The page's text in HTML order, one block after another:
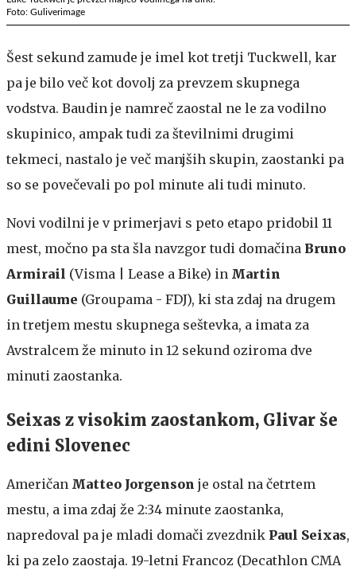
Foto: Guliverimage
Šest sekund zamude je imel kot tretji Tuckwell, kar
pa je bilo več kot dovolj za prevzem skupnega
vodstva. Baudin je namreč zaostal ne le za vodilno
skupinico, ampak tudi za številnimi drugimi
tekmeci, nastalo je več manjših skupin, zaostanki pa
so se povečevali po pol minute ali tudi minuto.
Novi vodilni je v primerjavi s peto etapo pridobil 11
mest, močno pa sta šla navzgor tudi domačina Bruno
Armirail (Visma | Lease a Bike) in Martin
Guillaume (Groupama - FDJ), ki sta zdaj na drugem
in tretjem mestu skupnega seštevka, a imata za
Avstralcem že minuto in 12 sekund oziroma dve
minuti zaostanka.
Seixas z visokim zaostankom, Glivar še
edini Slovenec
Američan Matteo Jorgenson je ostal na četrtem
mestu, a ima zdaj že 2:34 minute zaostanka,
napredoval pa je mladi domači zvezdnik Paul Seixas,
ki pa zelo zaostaja. 19-letni Francoz (Decathlon CMA